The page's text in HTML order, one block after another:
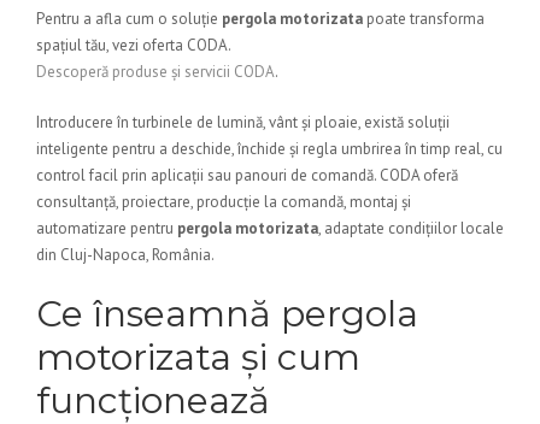
Pentru a afla cum o soluție pergola motorizata poate transforma
spațiul tău, vezi oferta CODA.
Descoperă produse și servicii CODA.
Introducere în turbinele de lumină, vânt și ploaie, există soluții
inteligente pentru a deschide, închide și regla umbrirea în timp real, cu
control facil prin aplicații sau panouri de comandă. CODA oferă
consultanță, proiectare, producție la comandă, montaj și
automatizare pentru pergola motorizata, adaptate condițiilor locale
din Cluj-Napoca, România.
Ce înseamnă pergola
motorizata și cum
funcționează